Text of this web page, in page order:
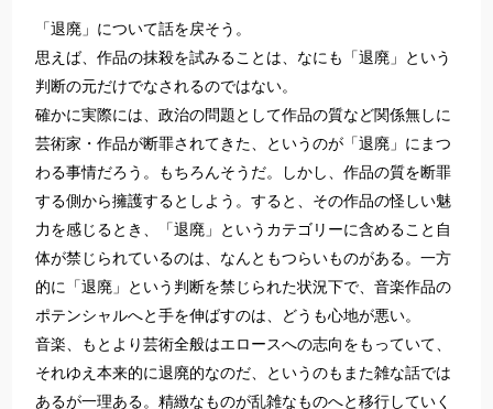
「退廃」について話を戻そう。
思えば、作品の抹殺を試みることは、なにも「退廃」という
判断の元だけでなされるのではない。
確かに実際には、政治の問題として作品の質など関係無しに
芸術家・作品が断罪されてきた、というのが「退廃」にまつ
わる事情だろう。もちろんそうだ。しかし、作品の質を断罪
する側から擁護するとしよう。すると、その作品の怪しい魅
力を感じるとき、「退廃」というカテゴリーに含めること自
体が禁じられているのは、なんともつらいものがある。一方
的に「退廃」という判断を禁じられた状況下で、音楽作品の
ポテンシャルへと手を伸ばすのは、どうも心地が悪い。
音楽、もとより芸術全般はエロースへの志向をもっていて、
それゆえ本来的に退廃的なのだ、というのもまた雑な話では
あるが一理ある。精緻なものが乱雑なものへと移行していく